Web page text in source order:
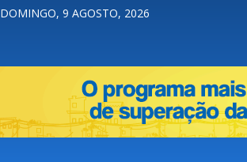
DOMINGO, 9 AGOSTO, 2026